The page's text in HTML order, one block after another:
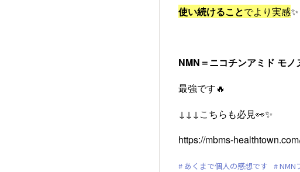
使い続けることでより実感✨️
NMN＝ニコチンアミド モノ
最強です🔥
↓↓↓こちらも必見👀✨️
https://mbms-
あくまで個人の感想です NMN